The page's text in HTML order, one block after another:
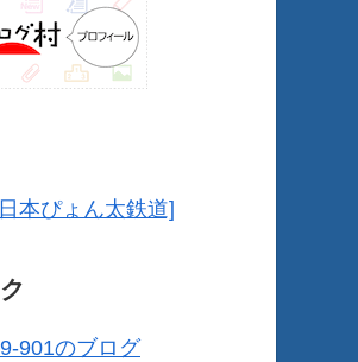
本ぴょん太鉄道]
901のブログ